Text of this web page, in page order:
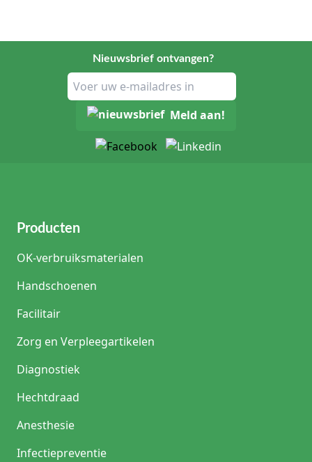
Nieuwsbrief ontvangen?
Meld aan!
Producten
OK-verbruiksmaterialen
Handschoenen
Facilitair
Zorg en Verpleegartikelen
Diagnostiek
Hechtdraad
Anesthesie
Infectiepreventie